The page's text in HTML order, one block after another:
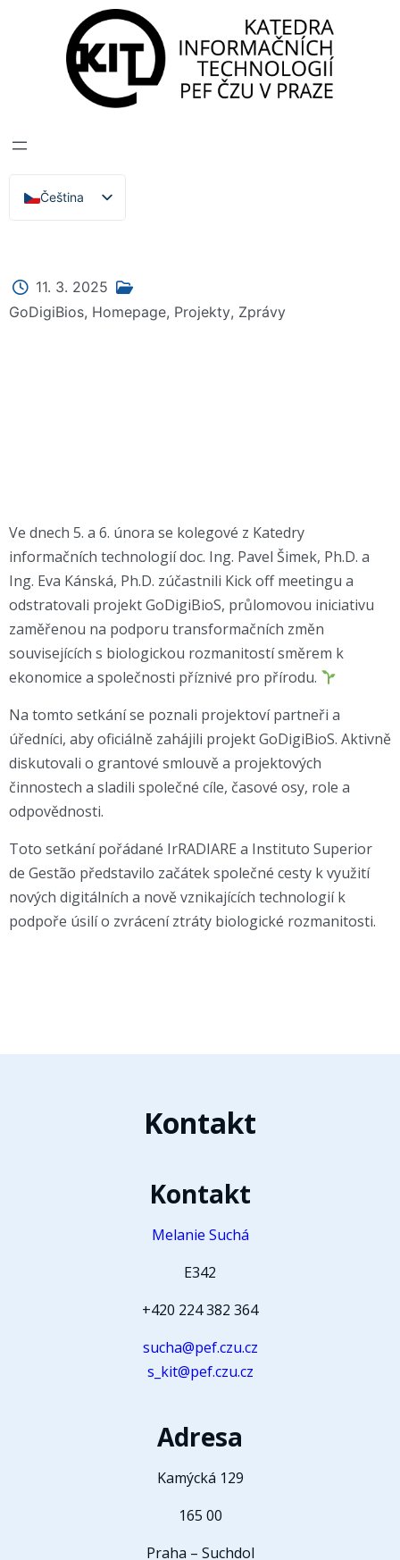
Čeština
English
informačních technologií
Zprávy, Akce,
GODIGIBIOS KICK
11. 3. 2025
GoDigiBios, Homepage, Projekty, Zprávy
Ve dnech 5. a 6. února se kolegové z Katedry
informačních technologií doc. Ing. Pavel Šimek, Ph.D. a
Ing. Eva Kánská, Ph.D. zúčastnili Kick off meetingu a
odstratovali projekt GoDigiBioS, průlomovou iniciativu
zaměřenou na podporu transformačních změn
souvisejících s biologickou rozmanitostí směrem k
ekonomice a společnosti příznivé pro přírodu.
Na tomto setkání se poznali projektoví partneři a
úředníci, aby oficiálně zahájili projekt GoDigiBioS. Aktivně
diskutovali o grantové smlouvě a projektových
činnostech a sladili společné cíle, časové osy, role a
odpovědnosti.
Toto setkání pořádané IrRADIARE a Instituto Superior
de Gestão představilo začátek společné cesty k využití
nových digitálních a nově vznikajících technologií k
podpoře úsilí o zvrácení ztráty biologické rozmanitosti.
Kontakt
Kontakt
Melanie Suchá
E342
+420 224 382 364
sucha@pef.czu.cz
s_kit@pef.czu.cz
Adresa
Kamýcká 129
165 00
Praha – Suchdol